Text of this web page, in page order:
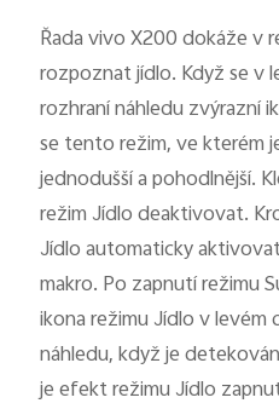
Řada vivo X200 dokáže v
rozpoznat jídlo. Když se v
rozhraní náhledu zvýrazní
se tento režim, ve kterém
jednodušší a pohodlnější.
režim Jídlo deaktivovat.
Jídlo automaticky
makro. Po zapnutí režimu
ikona režimu Jídlo v levém
náhledu, když je
je efekt režimu Jídlo